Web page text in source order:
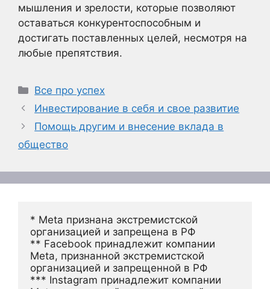
мышления и зрелости, которые позволяют
оставаться конкурентоспособным и
достигать поставленных целей, несмотря на
любые препятствия.
Рубрики
Все про успех
Инвестирование в себя и свое развитие
Помощь другим и внесение вклада в
общество
* Meta признана экстремистской
организацией и запрещена в РФ
** Facebook принадлежит компании
Meta, признанной экстремистской
организацией и запрещенной в РФ
*** Instagram принадлежит компании